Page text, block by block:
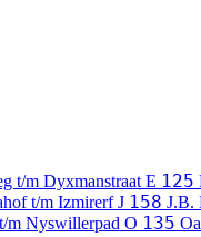
t/m Dyxmanstraat E 125
t/m IzmirerfJ 158 J.B.
m Nyswillerpad O 135